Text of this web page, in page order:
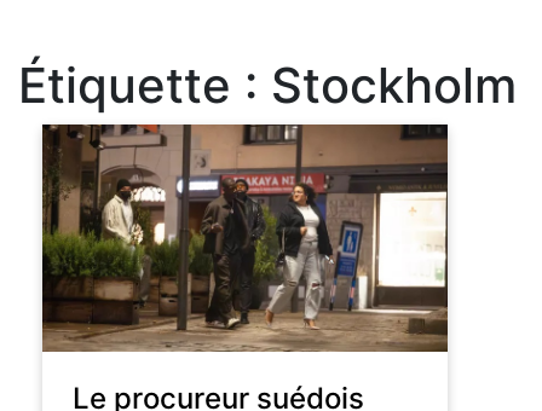
Étiquette : Stockholm
Le procureur suédois